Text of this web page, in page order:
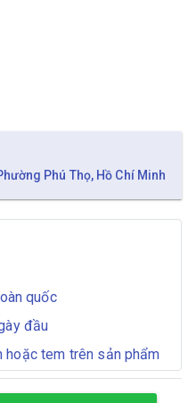
Phú Thọ, Hồ Chí Minh
quốc
đầu
hoặc tem trên sản phẩm